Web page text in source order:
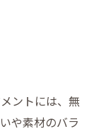
ントには、無
や素材のバラ